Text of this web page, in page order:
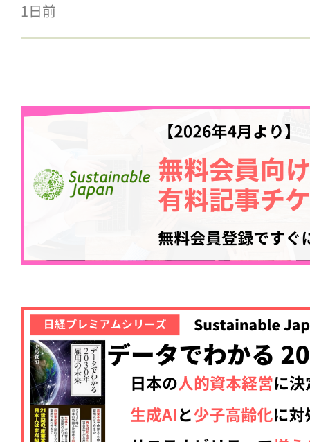
1日前